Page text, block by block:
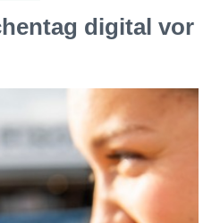
digital vor